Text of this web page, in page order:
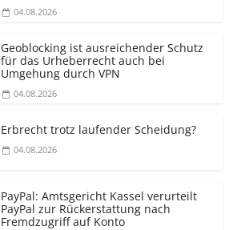
04.08.2026
Geoblocking ist ausreichender Schutz
für das Urheberrecht auch bei
Umgehung durch VPN
04.08.2026
Erbrecht trotz laufender Scheidung?
04.08.2026
PayPal: Amtsgericht Kassel verurteilt
PayPal zur Rückerstattung nach
Fremdzugriff auf Konto